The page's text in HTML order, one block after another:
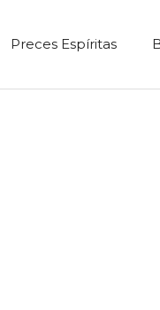
Preces Espíritas